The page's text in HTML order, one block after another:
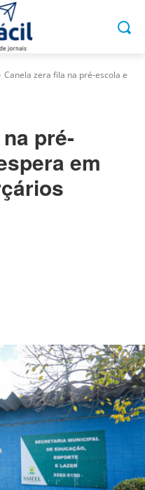
Canela zera fila na pré-escola e
pré-
em